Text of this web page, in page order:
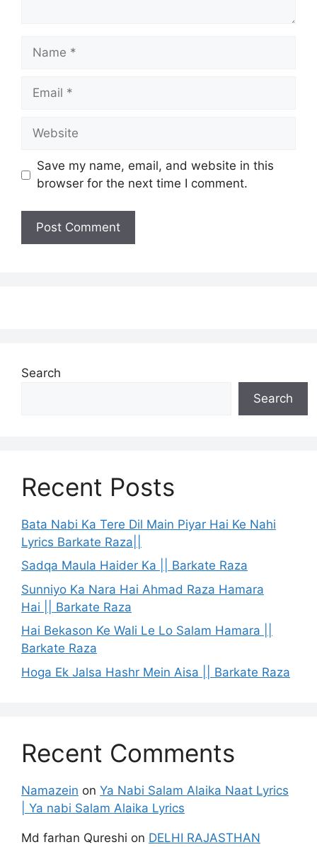
Name
Email
Website
Save my name, email, and website in this
browser for the next time I comment.
Search
Search
Recent Posts
Bata Nabi Ka Tere Dil Main Piyar Hai Ke Nahi
Lyrics Barkate Raza||
Sadqa Maula Haider Ka || Barkate Raza
Sunniyo Ka Nara Hai Ahmad Raza Hamara
Hai || Barkate Raza
Hai Bekason Ke Wali Le Lo Salam Hamara ||
Barkate Raza
Hoga Ek Jalsa Hashr Mein Aisa || Barkate Raza
Recent Comments
Namazein on Ya Nabi Salam Alaika Naat Lyrics
| Ya nabi Salam Alaika Lyrics
Md farhan Qureshi on DELHI RAJASTHAN